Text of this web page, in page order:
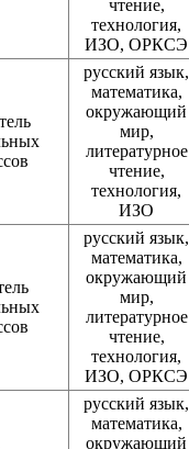
чтение,
технология,
ИЗО, ОРКСЭ
русский язык,
математика,
окружающий
мир,
литературное
чтение,
технология,
ИЗО
русский язык,
математика,
окружающий
мир,
литературное
чтение,
технология,
ИЗО, ОРКСЭ
русский язык,
математика,
окружающий